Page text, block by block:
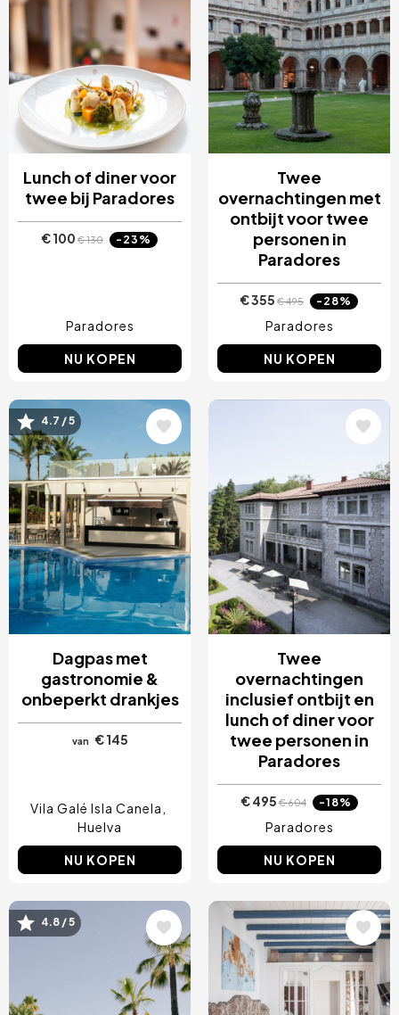
Lunch of diner voor
twee bij Paradores
€ 100 € 130 -23%
Paradores
NU KOPEN
Twee
overnachtingen met
ontbijt voor twee
personen in
Paradores
€ 355 € 495 -28%
Paradores
NU KOPEN
Afbeelding
4.7 / 5
Dagpas met
gastronomie &
onbeperkt drankjes
van € 145
Vila Galé Isla Canela
Huelva
NU KOPEN
Twee
overnachtingen
inclusief ontbijt en
lunch of diner voor
twee personen in
Paradores
€ 495€ 604 -18%
Paradores
NU KOPEN
Afbeelding
4.8 / 5 Afbeelding